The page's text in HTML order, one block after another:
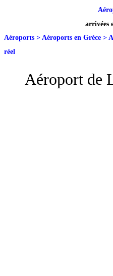
arrivées
Aéroports > Aéroports en Grèce >
réel
Aéroport de